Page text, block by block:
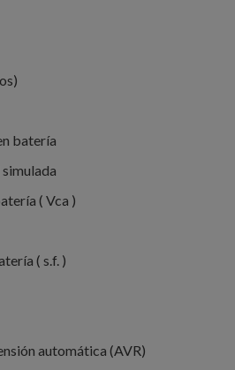
batería
( Vca )
( s.f. )
automática (AVR)